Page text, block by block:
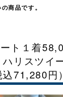
商品です。
ト１着
リスツイ
71,280円）